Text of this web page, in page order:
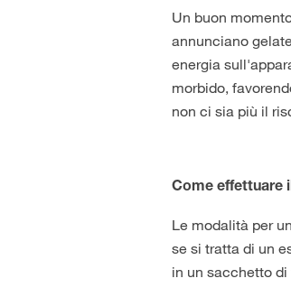
Un buon
annunciano
energia
morbido,
non ci sia più il
Come effettuare
Le modalità per
se si tratta di un
in un sacchetto